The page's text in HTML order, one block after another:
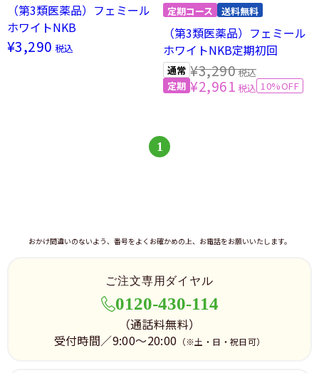
（第3類医薬品）フェミール
ホワイトNKB
¥3,290 税込
（第3類医薬品）フェミール
ホワイトNKB定期初回
¥2,961 税込 10%OFF
¥3,290税込
1
おかけ間違いのないよう、番号をよくお確かめの上、お電話をお願いいたします。
ご注文専用ダイヤル
0120-430-114
（通話料無料）
受付時間／9:00～20:00 （※土・日・祝日可）